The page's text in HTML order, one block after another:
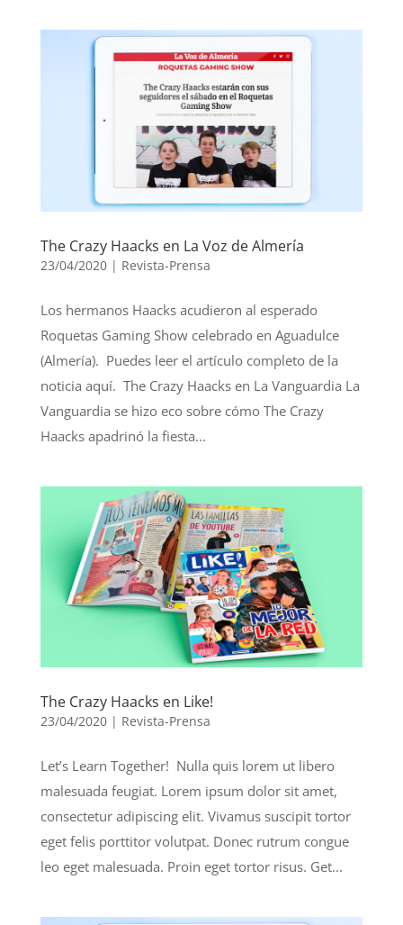
The Crazy Haacks en La Voz de Almería
23/04/2020| Revista-Prensa
Los hermanos Haacks acudieron al esperado
Roquetas Gaming Show celebrado en Aguadulce
(Almería). Puedes leer el artículo completo de la
noticia aquí. The Crazy Haacks en La Vanguardia La
Vanguardia se hizo eco sobre cómo The Crazy
Haacks apadrinó la fiesta...
The Crazy Haacks en Like!
23/04/2020| Revista-Prensa
Let’s Learn Together! Nulla quis lorem ut libero
malesuada feugiat. Lorem ipsum dolor sit amet,
consectetur adipiscing elit. Vivamus suscipit tortor
eget felis porttitor volutpat. Donec rutrum congue
leo eget malesuada. Proin eget tortor risus. Get...